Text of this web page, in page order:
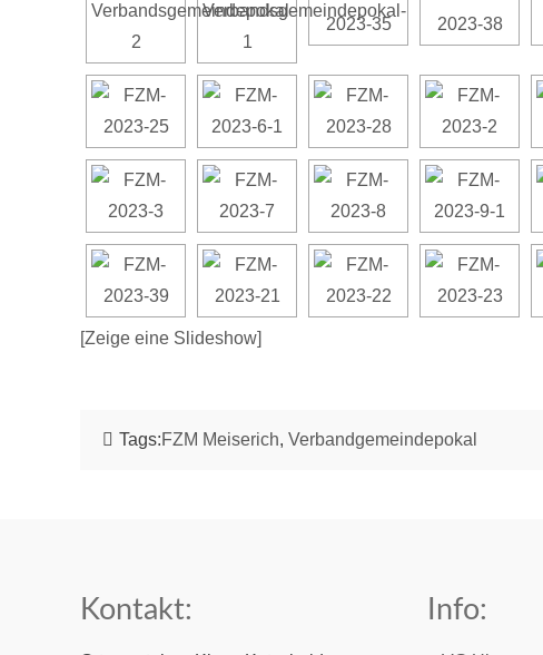
[Zeige eine Slideshow]
Tags:FZM Meiserich, Verbandgemeindepokal
Kontakt: Info: